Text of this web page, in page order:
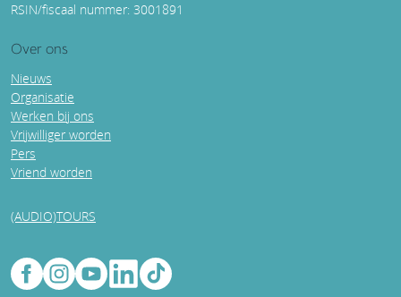
RSIN/fiscaal nummer: 3001891
Over ons
Nieuws
Organisatie
Werken bij ons
Vrijwilliger worden
Pers
Vriend worden
(AUDIO)TOURS